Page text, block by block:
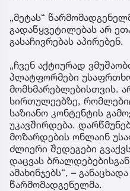
„მეტას“
გადაწყვეტილებას არ
გასაჩივრებას აპირებენ.
„ჩვენ აქტიურად
პლატფორმები
მომხმარებლებისთვის.
სირთულეებზე,
საზიანო კონტენტის
უკავშირდება.
მოზარდების ონლაინ
ძლიერი შედეგები
დაცვას
ამახინჯებს“, – განაცხადა
წარმომადგენელმა.